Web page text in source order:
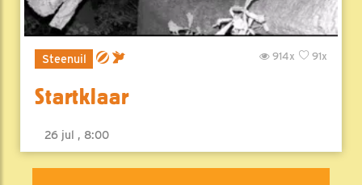
Steenuil 91x
914x
Startklaar
26 jul , 8:00